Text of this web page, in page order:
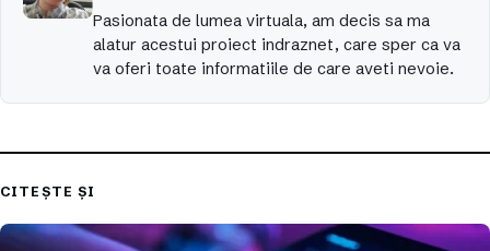
Pasionata de lumea virtuala, am decis sa ma
alatur acestui proiect indraznet, care sper ca va
va oferi toate informatiile de care aveti nevoie.
CITEȘTE ȘI